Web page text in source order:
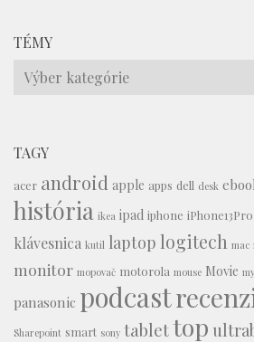
TÉMY
Témy
TAGY
acer android apple apps dell desk
história ikea ipad iphone iPhone13Pro
klávesnica kutil laptop logitech mac
monitor mopovač motorola mouse Movie
panasonic podcast
Sharepoint smart sony tablettop